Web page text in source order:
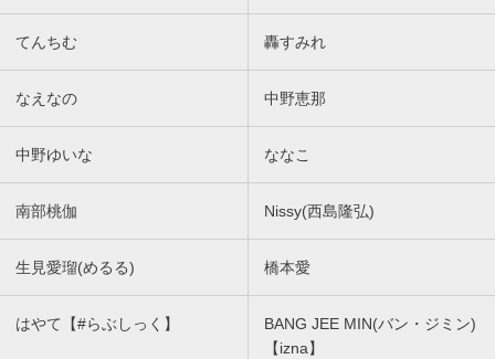
てんちむ 轟すみれ
なえなの 中野恵那
中野ゆいな ななこ
南部桃伽 Nissy(西島隆弘)
生見愛瑠(めるる) 橋本愛
はやて【#らぶしっく】
BANG JEE MIN(バン・ジミン)
【izna】